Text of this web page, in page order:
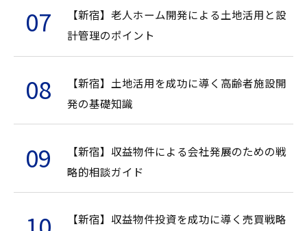
【新宿】老人ホーム開発による土地活用と設
計管理のポイント
【新宿】土地活用を成功に導く高齢者施設開
発の基礎知識
【新宿】収益物件による会社発展のための戦
略的相談ガイド
【新宿】収益物件投資を成功に導く売買戦略